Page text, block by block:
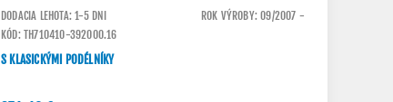
DODACIA LEHOTA: 1-5 DNI
ROK VÝROBY: 09/2007 -
KÓD: TH710410-392000.16
S KLASICKÝMI PODÉLNÍKY